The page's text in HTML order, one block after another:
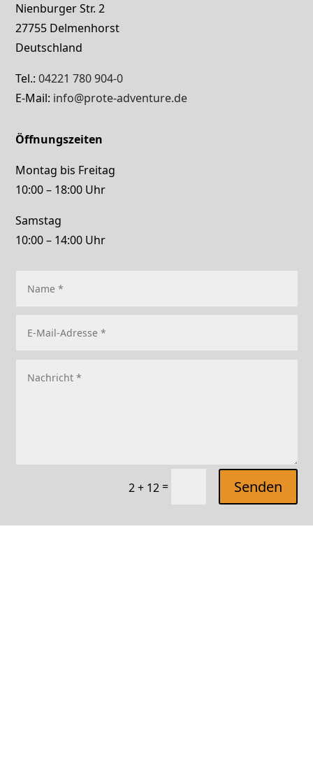
Nienburger Str. 2
27755 Delmenhorst
Deutschland
Tel.:04221 780 904-0
E-Mail: info@prote-adventure.de
Öffnungszeiten
Montag bis Freitag
10:00 – 18:00 Uhr
Samstag
10:00 – 14:00 Uhr
2 + 12 = Senden